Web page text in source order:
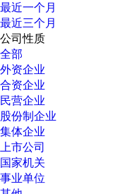
最近一个月
最近三个月
公司性质
全部
外资企业
合资企业
民营企业
股份制企业
集体企业
上市公司
国家机关
事业单位